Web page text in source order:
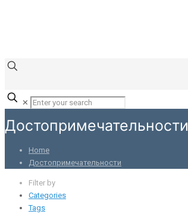
✕
Достопримечательности
Home
Достопримечательности
Filter by
Categories
Tags